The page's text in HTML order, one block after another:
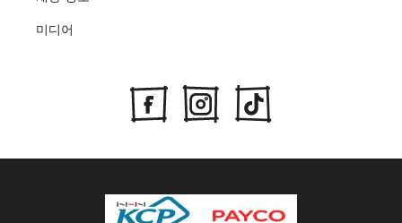
미디어